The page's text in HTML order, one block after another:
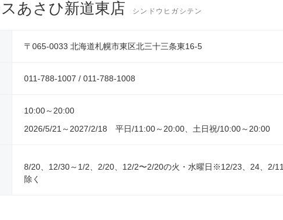
あさひ新道東店 シンドウヒガシテン
〒065-0033 北海道札幌市東区北三十三条東16-5
011-788-1007 / 011-788-1008
10:00～20:00
2026/5/21～2027/2/18 平日/11:00～20:00、土日祝/10:00～20:00
8/20、12/30～1/2、2/20、12/2〜2/20の火・水曜日※12/23、24、2/11
除く